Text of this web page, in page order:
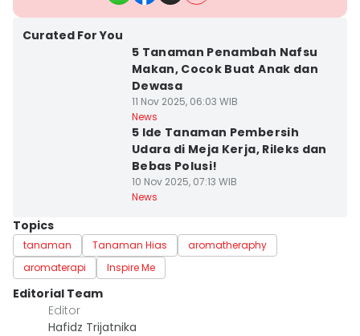
Curated For You
5 Tanaman Penambah Nafsu
Makan, Cocok Buat Anak dan
Dewasa
11 Nov 2025, 06:03 WIB
News
5 Ide Tanaman Pembersih
Udara di Meja Kerja, Rileks dan
Bebas Polusi!
10 Nov 2025, 07:13 WIB
News
Topics
tanaman Tanaman Hias
aromatheraphy
aromaterapi
Inspire Me
Editorial Team
Editor
Hafidz Trijatnika